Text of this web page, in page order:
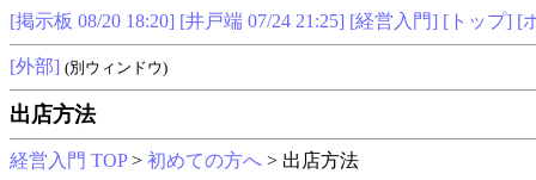
[掲示板 08/20 18:20] [井戸端 07/24 21:25] [経営入門] [トップ] [
[外部] (別ウィンドウ)
出店方法
経営入門 TOP> 初めての方へ > 出店方法